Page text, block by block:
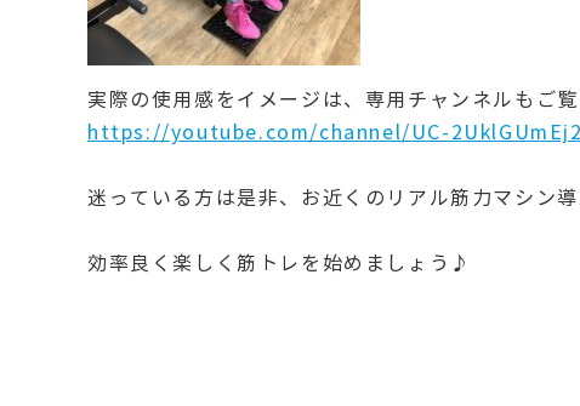
実際の使用感をイメージは、専用チャンネルもご
https://youtube.com/channel/UC-
迷っている方は是非、お近くのリアル筋力マシン導
効率良く楽しく筋トレを始めましょう♪